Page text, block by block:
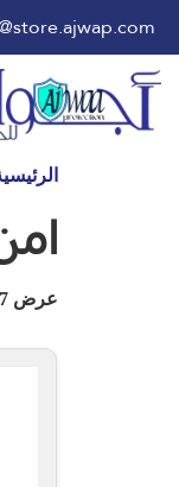
عرض ⁦7⁩ من كل النتائج